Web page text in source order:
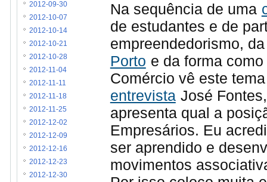
Na sequência de uma
de estudantes e de
empreendedorismo,
Porto e da forma
Comércio vê este
entrevista José
apresenta qual a
Empresários. Eu
ser aprendido e
movimentos
2012-09-30
2012-10-07
2012-10-14
2012-10-21
2012-10-28
2012-11-04
2012-11-11
2012-11-18
2012-11-25
2012-12-02
2012-12-09
2012-12-16
2012-12-23
2012-12-30